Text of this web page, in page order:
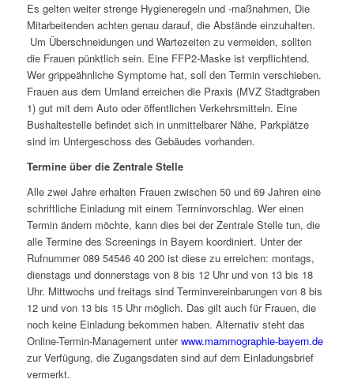
Es gelten weiter strenge Hygieneregeln und -maßnahmen, Die
Mitarbeitenden achten genau darauf, die Abstände einzuhalten.
Um Überschneidungen und Wartezeiten zu vermeiden, sollten
die Frauen pünktlich sein. Eine FFP2-Maske ist verpflichtend.
Wer grippeähnliche Symptome hat, soll den Termin verschieben.
Frauen aus dem Umland erreichen die Praxis (MVZ Stadtgraben
1) gut mit dem Auto oder öffentlichen Verkehrsmitteln. Eine
Bushaltestelle befindet sich in unmittelbarer Nähe, Parkplätze
sind im Untergeschoss des Gebäudes vorhanden.
Termine über die Zentrale Stelle
Alle zwei Jahre erhalten Frauen zwischen 50 und 69 Jahren eine
schriftliche Einladung mit einem Terminvorschlag. Wer einen
Termin ändern möchte, kann dies bei der Zentrale Stelle tun, die
alle Termine des Screenings in Bayern koordiniert. Unter der
Rufnummer 089 54546 40 200 ist diese zu erreichen: montags,
dienstags und donnerstags von 8 bis 12 Uhr und von 13 bis 18
Uhr. Mittwochs und freitags sind Terminvereinbarungen von 8 bis
12 und von 13 bis 15 Uhr möglich. Das gilt auch für Frauen, die
noch keine Einladung bekommen haben. Alternativ steht das
Online-Termin-Management unterwww.mammographie-bayern.de
zur Verfügung, die Zugangsdaten sind auf dem Einladungsbrief
vermerkt.